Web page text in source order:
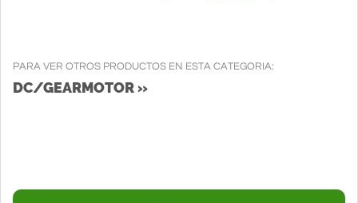
PARA VER OTROS PRODUCTOS EN ESTA CATEGORIA:
DC/GEARMOTOR »